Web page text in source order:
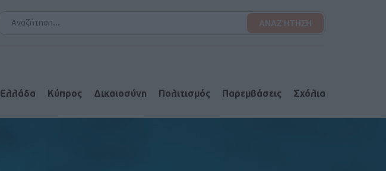
Ελλάδα Κύπρος Δικαιοσύνη Πολιτισμός Παρεμβάσεις Σχόλια